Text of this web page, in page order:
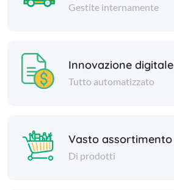
Gestite internamente
Innovazione digitale
Tutto automatizzato
Vasto assortimento
Di prodotti